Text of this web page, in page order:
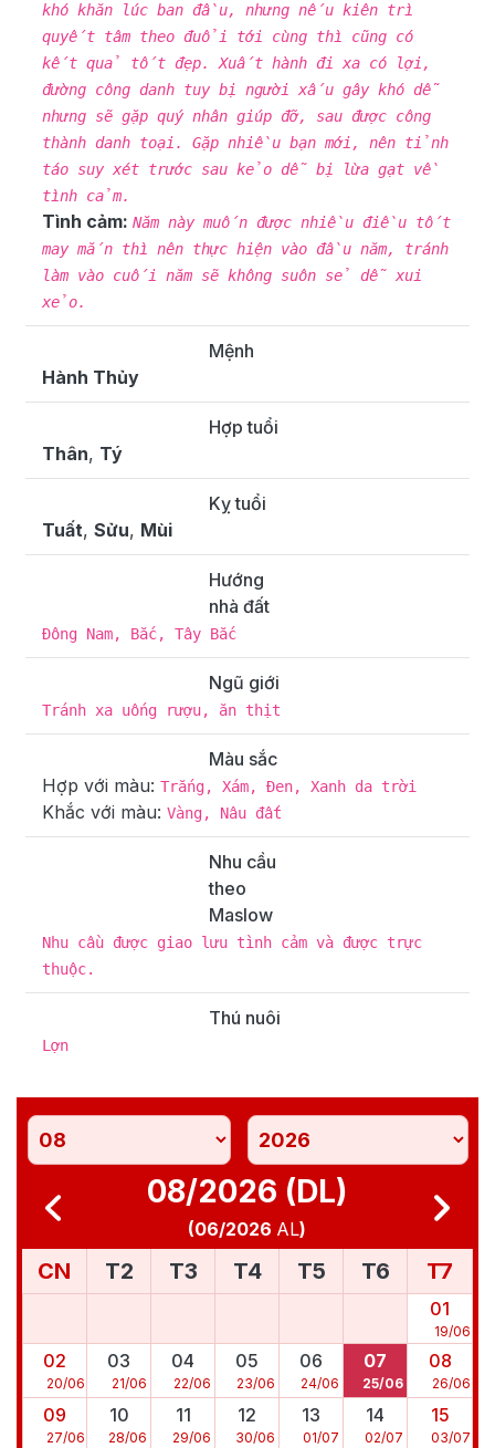
khó khăn lúc ban đầu, nhưng nếu kiên trì
quyết tâm theo đuổi tới cùng thì cũng có
kết quả tốt đẹp. Xuất hành đi xa có lợi,
đường công danh tuy bị người xấu gây khó dễ
nhưng sẽ gặp quý nhân giúp đỡ, sau được công
thành danh toại. Gặp nhiều bạn mới, nên tỉnh
táo suy xét trước sau kẻo dễ bị lừa gạt về
tình cảm.
Tình cảm: Năm này muốn được nhiều điều tốt
may mắn thì nên thực hiện vào đầu năm, tránh
làm vào cuối năm sẽ không suôn sẻ dễ xui
xẻo.
Mệnh
Hành Thủy
Hợp tuổi
Thân, Tý
Kỵ tuổi
Tuất, Sửu, Mùi
Hướng
nhà đất
Đông Nam, Bắc, Tây Bắc
Ngũ giới
Tránh xa uống rượu, ăn thịt
Màu sắc
Hợp với màu: Trắng, Xám, Đen, Xanh da trời
Khắc với màu: Vàng, Nâu đất
Nhu cầu
theo
Maslow
Nhu cầu được giao lưu tình cảm và được trực
thuộc.
Thú nuôi
Lợn
08/2026 (DL)
(06/2026 AL)
CN T2 T3 T4 T5 T6 T7
01
19/06
02
20/06
03
21/06
04
22/06
05
23/06
06
24/06
07
25/06
08
26/06
09
27/06
10
28/06
11
29/06
12
30/06
13
01/07
14
02/07
15
03/07